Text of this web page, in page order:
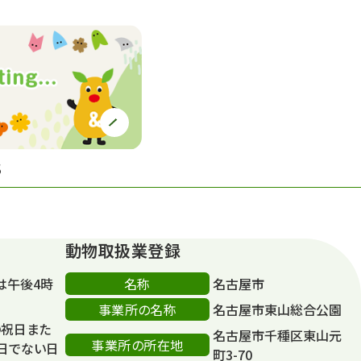
午後4時
日また
でない日
動物取扱業登録
名称
名古屋市
事業所の名称
名古屋市東山総合公園
事業所の所在地
名古屋市千種区東山元
町3-70